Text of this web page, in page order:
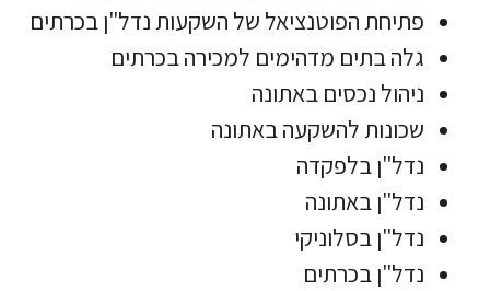
פתיחת הפוטנציאל של השקעות נדל"ן בכרתים
גלה בתים מדהימים למכירה בכרתים
ניהול נכסים באתונה
שכונות להשקעה באתונה
נדל"ן בלפקדה
נדל"ן באתונה
נדל"ן בסלוניקי
נדל"ן בכרתים